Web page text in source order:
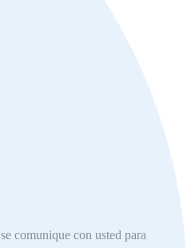
comunique con usted para